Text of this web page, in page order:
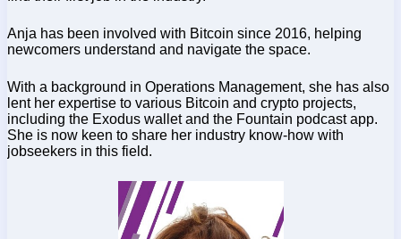
Anja has been involved with Bitcoin since 2016, helping
newcomers understand and navigate the space.
With a background in Operations Management, she has also
lent her expertise to various Bitcoin and crypto projects,
including the Exodus wallet and the Fountain podcast app.
She is now keen to share her industry know-how with
jobseekers in this field.